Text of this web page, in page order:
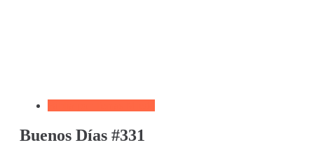
Buenos Días #331